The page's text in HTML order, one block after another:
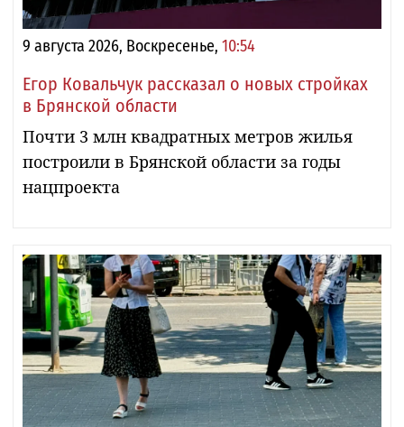
9 августа 2026, Воскресенье, 10:54
Егор Ковальчук рассказал о новых стройках
в Брянской области
Почти 3 млн квадратных метров жилья
построили в Брянской области за годы
нацпроекта